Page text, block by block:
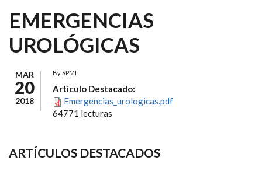
EMERGENCIAS
UROLÓGICAS
MAR
20
2018
BySPMI
Artículo Destacado:
Emergencias_urologicas.pdf
64771 lecturas
ARTÍCULOS DESTACADOS